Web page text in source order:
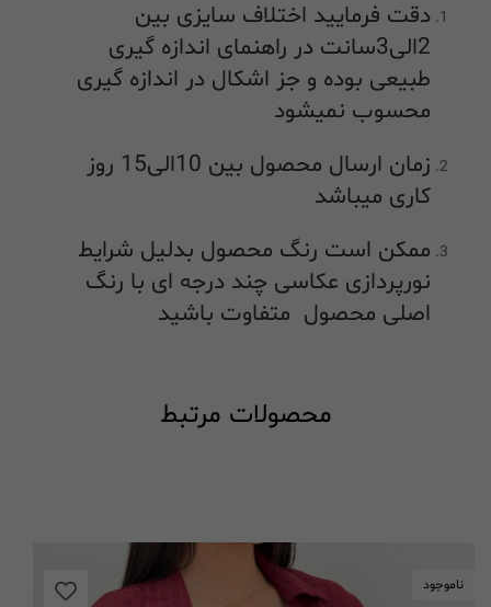
دقت فرمایید اختلاف سایزی بین
2الی3سانت در راهنمای اندازه گیری
طبیعی بوده و جز اشکال در اندازه گیری
محسوب نمیشود
زمان ارسال محصول بین 10الی15 روز
کاری میباشد
ممکن است رنگ محصول بدلیل شرایط
نورپردازی عکاسی چند درجه ای با رنگ
اصلی محصول متفاوت باشید
محصولات مرتبط
ناموجود